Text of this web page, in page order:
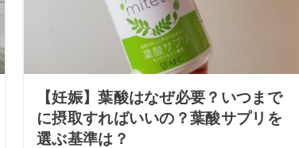
【妊娠】葉酸はなぜ必要？いつまで
に摂取すればいいの？葉酸サプリを
選ぶ基準は？